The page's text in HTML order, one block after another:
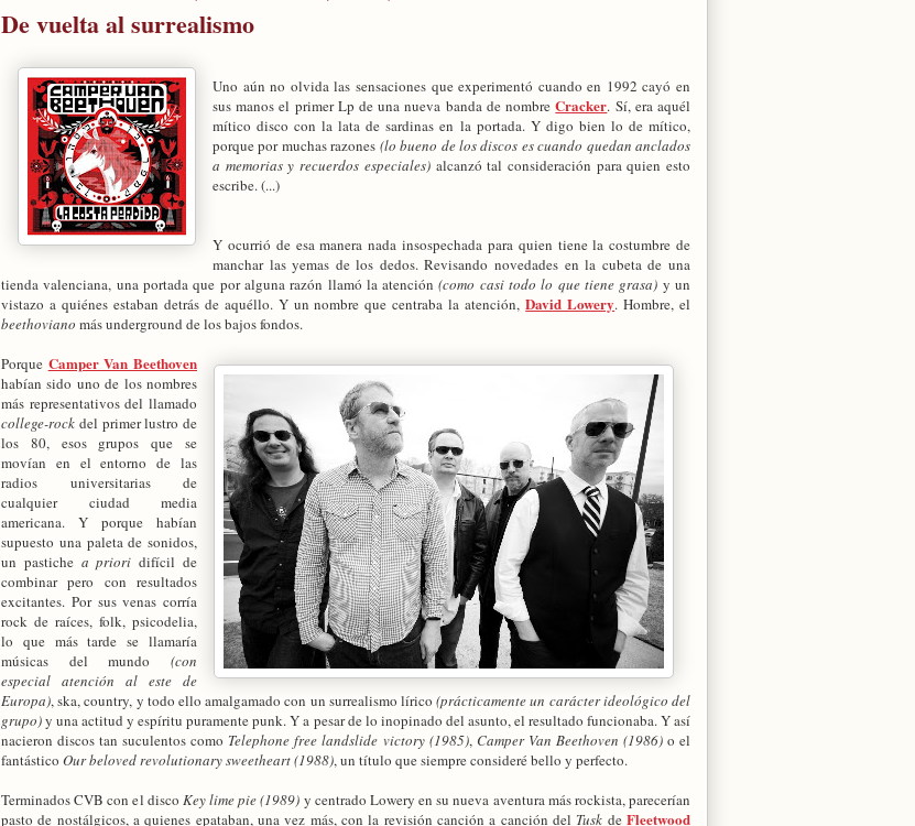
De vuelta al surrealismo
Uno aún no olvida las sensaciones que experimentó cuando en 1992 cayó en
sus manos el primer Lp de una nueva banda de nombreCracker. Sí, era aquél
mítico disco con la lata de sardinas en la portada. Y digo bien lo de mítico,
porque por muchas razones (lo bueno de los discos es cuando quedan anclados
a memorias y recuerdos especiales)alcanzó tal consideración para quien esto
escribe. (...)
Y ocurrió de esa manera nada insospechada para quien tiene la costumbre de
manchar las yemas de los dedos. Revisando novedades en la cubeta de una
tienda valenciana, una portada que por alguna razón llamó la atención(como casi todo lo que tiene grasa) y un
vistazo a quiénes estaban detrás de aquéllo. Y un nombre que centraba la atención,David Lowery. Hombre, el
beethoviano más underground de los bajos fondos.
Porque Camper Van Beethoven
habían sido uno de los nombres
más representativos del llamado
college-rock del primer lustro de
los 80, esos grupos que se
movían en el entorno de las
radios universitarias de
cualquier ciudad media
americana. Y porque habían
supuesto una paleta de sonidos,
un pastiche a priori difícil de
combinar pero con resultados
excitantes. Por sus venas corría
rock de raíces, folk, psicodelia,
lo que más tarde se llamaría
músicas del mundo (con
especial atención al este de
Europa), ska, country, y todo ello amalgamado con un surrealismo lírico(prácticamente un carácter ideológico del
grupo)y una actitud y espíritu puramente punk. Y a pesar de lo inopinado del asunto, el resultado funcionaba. Y así
nacieron discos tan suculentos como Telephone free landslide victory (1985), Camper Van Beethoven (1986)o el
fantástico Our beloved revolutionary sweetheart (1988), un título que siempre consideré bello y perfecto.
Terminados CVB con el disco Key lime pie (1989) y centrado Lowery en su nueva aventura más rockista, parecerían
pasto de nostálgicos, a quienes epataban, una vez más, con la revisión canción a canción del Tusk deFleetwood